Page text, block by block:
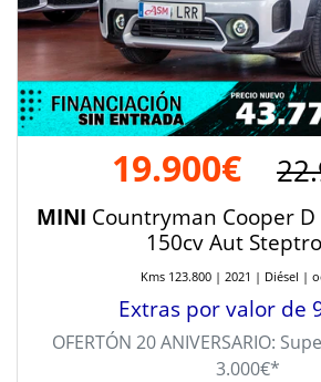
19.900€
MINI Countryman Cooper D
150cv Aut
Kms 123.800 | 2021 | Diésel |
Extras por valor de
OFERTÓN 20 ANIVERSARIO:
3.000€*